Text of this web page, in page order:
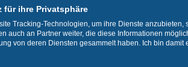
für ihre Privatsphäre
Tracking-Technologien, um ihre Dienste
auch an Partner weiter, die diese Informationen
von deren Diensten gesammelt haben. Ich bin